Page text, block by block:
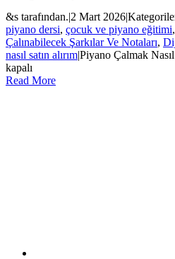
&s tarafından.|2 Mart 2026|
piyano dersi, çocuk ve piyano eğitimi,
Çalınabilecek Şarkılar Ve Notaları,
nasıl satın alırım|Piyano Çalmak
kapalı
Read More